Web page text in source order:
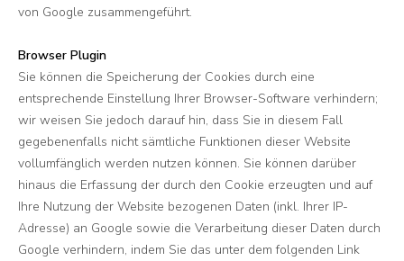
von Google zusammengeführt.
Browser Plugin
Sie können die Speicherung der Cookies durch eine
entsprechende Einstellung Ihrer Browser-Software verhindern;
wir weisen Sie jedoch darauf hin, dass Sie in diesem Fall
gegebenenfalls nicht sämtliche Funktionen dieser Website
vollumfänglich werden nutzen können. Sie können darüber
hinaus die Erfassung der durch den Cookie erzeugten und auf
Ihre Nutzung der Website bezogenen Daten (inkl. Ihrer IP-
Adresse) an Google sowie die Verarbeitung dieser Daten durch
Google verhindern, indem Sie das unter dem folgenden Link